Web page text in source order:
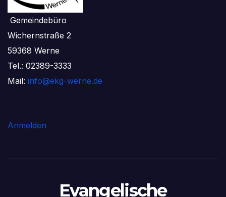
Gemeindebüro
Wichernstraße 2
59368 Werne
Tel.: 02389-3333
Mail: info@ekg-werne.de
Anmelden
Evangelische